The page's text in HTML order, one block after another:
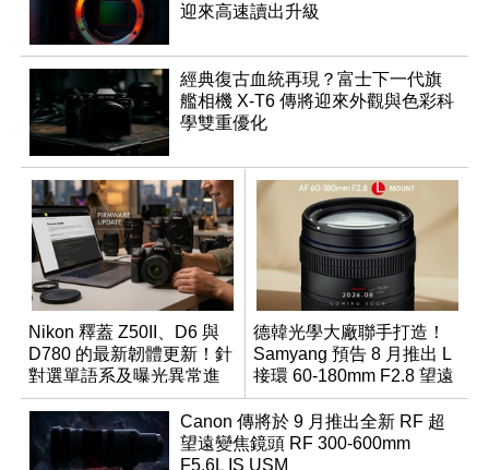
迎來高速讀出升級
經典復古血統再現？富士下一代旗
艦相機 X-T6 傳將迎來外觀與色彩科
學雙重優化
Nikon 釋蓋 Z50II、D6 與
D780 的最新韌體更新！針
對選單語系及曝光異常進
行修復
德韓光學大廠聯手打造！
Samyang 預告 8 月推出 L
接環 60-180mm F2.8 望遠
變焦鏡
Canon 傳將於 9 月推出全新 RF 超
望遠變焦鏡頭 RF 300-600mm
F5.6L IS USM